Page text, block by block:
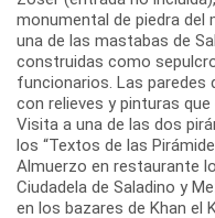
monumental de piedra del
una de las mastabas de
construidas como
funcionarios. Las paredes
con relieves y pinturas que
Visita a una de las dos
los “Textos de las
Almuerzo en restaurante
Ciudadela de Saladino y
en los bazares de Khan el